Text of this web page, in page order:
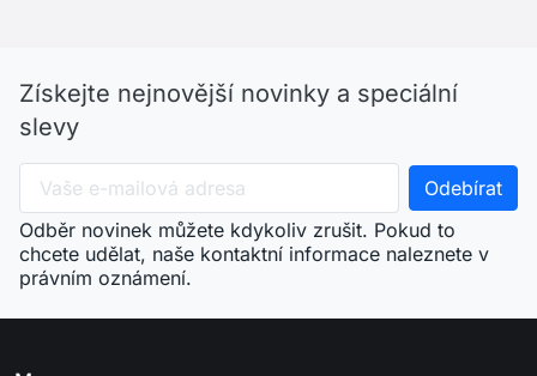
Získejte nejnovější novinky a speciální
slevy
Odběr novinek můžete kdykoliv zrušit. Pokud to
chcete udělat, naše kontaktní informace naleznete v
právním oznámení.